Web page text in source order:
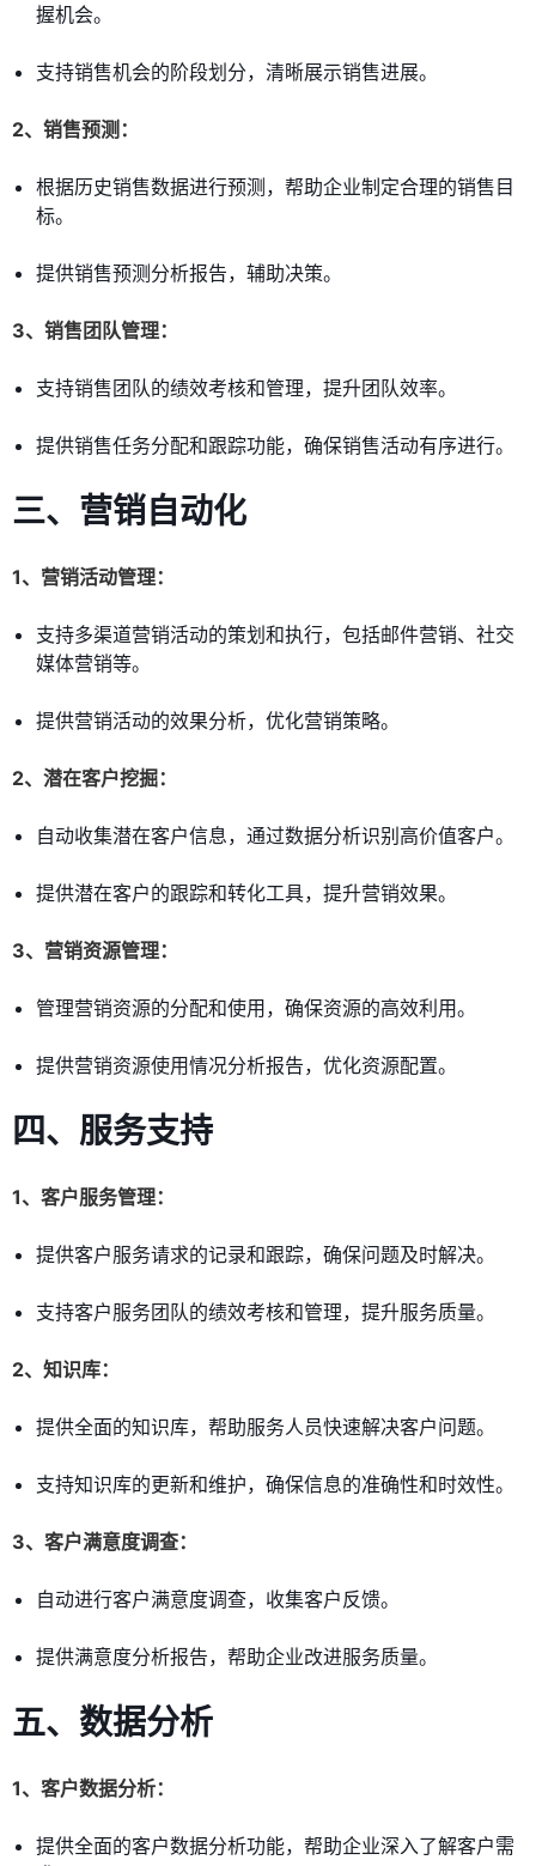
握机会。
支持销售机会的阶段划分，清晰展示销售进展。
2、销售预测：
根据历史销售数据进行预测，帮助企业制定合理的销售目
标。
提供销售预测分析报告，辅助决策。
3、销售团队管理：
支持销售团队的绩效考核和管理，提升团队效率。
提供销售任务分配和跟踪功能，确保销售活动有序进行。
三、营销自动化
1、营销活动管理：
支持多渠道营销活动的策划和执行，包括邮件营销、社交
媒体营销等。
提供营销活动的效果分析，优化营销策略。
2、潜在客户挖掘：
自动收集潜在客户信息，通过数据分析识别高价值客户。
提供潜在客户的跟踪和转化工具，提升营销效果。
3、营销资源管理：
管理营销资源的分配和使用，确保资源的高效利用。
提供营销资源使用情况分析报告，优化资源配置。
四、服务支持
1、客户服务管理：
提供客户服务请求的记录和跟踪，确保问题及时解决。
支持客户服务团队的绩效考核和管理，提升服务质量。
2、知识库：
提供全面的知识库，帮助服务人员快速解决客户问题。
支持知识库的更新和维护，确保信息的准确性和时效性。
3、客户满意度调查：
自动进行客户满意度调查，收集客户反馈。
提供满意度分析报告，帮助企业改进服务质量。
五、数据分析
1、客户数据分析：
提供全面的客户数据分析功能，帮助企业深入了解客户需